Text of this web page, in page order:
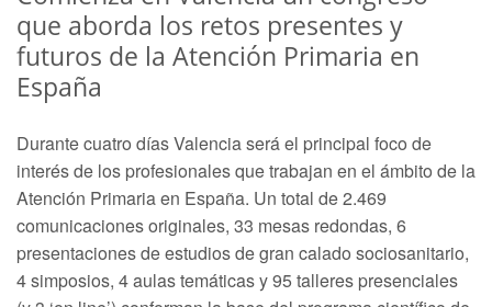
que aborda los retos presentes y
futuros de la Atención Primaria en
España
Durante cuatro días Valencia será el principal foco de
interés de los profesionales que trabajan en el ámbito de la
Atención Primaria en España. Un total de 2.469
comunicaciones originales, 33 mesas redondas, 6
presentaciones de estudios de gran calado sociosanitario,
4 simposios, 4 aulas temáticas y 95 talleres presenciales